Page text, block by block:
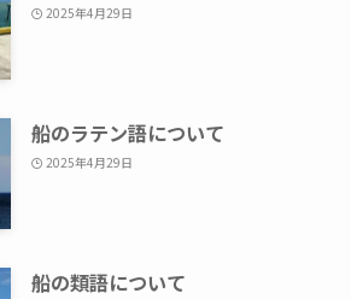
2025年4月29日
船のラテン語について
2025年4月29日
船の類語について